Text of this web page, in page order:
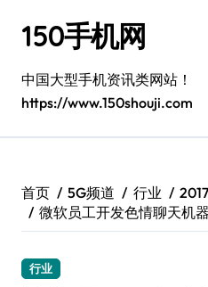
150手机网
中国大型手机资讯类网站！
https://www.150shouji.com
首页 5G频道 行业
2017
微软员工开发色情聊天机
行业